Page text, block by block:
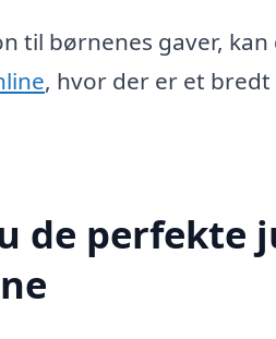
til børnenes gaver,
, hvor der er et
de perfekte